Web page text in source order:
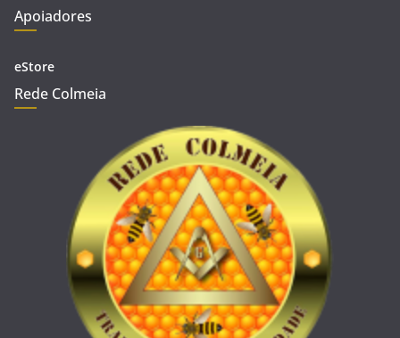
Apoiadores
eStore
Rede Colmeia